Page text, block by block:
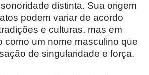
distinta. Sua origem
podem variar de acordo
e culturas, mas em
como um nome masculino que
de singularidade e força.